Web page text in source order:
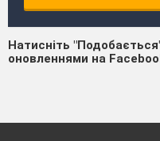
Натисніть
оновленнями на